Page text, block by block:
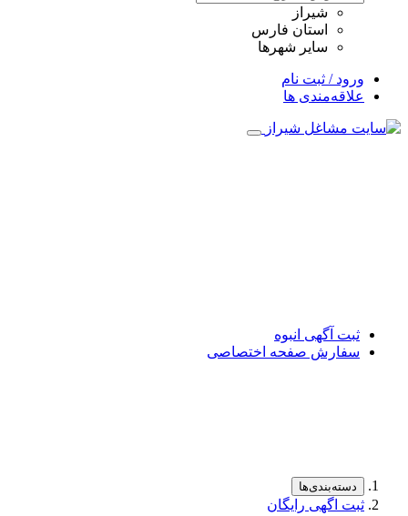
شیراز
استان فارس
سایر شهرها
ورود / ثبت نام
علاقه‌مندی ها
ثبت آگهی انبوه
سفارش صفحه اختصاصی
دسته‌بندی‌ها
ثبت اگهی رایگان